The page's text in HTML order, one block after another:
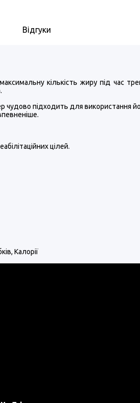
Відгуки
кількість жиру під час
підходить для використання
цілей.
Калорії